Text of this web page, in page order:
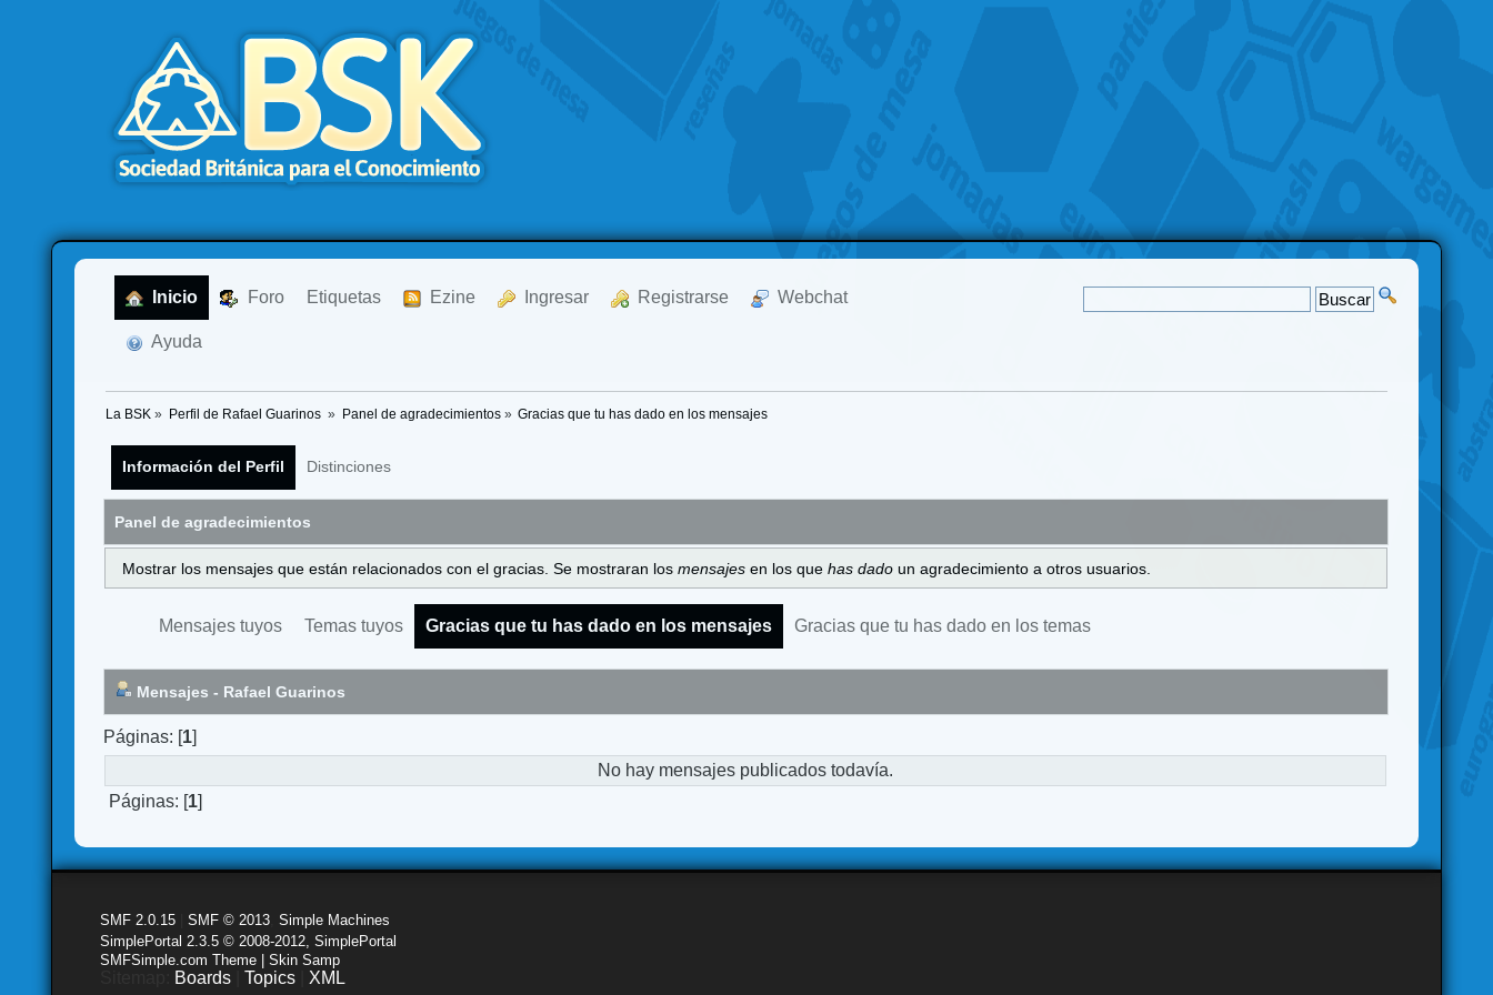
Inicio Foro Etiquetas Ezine Ingresar Registrarse Webchat
Ayuda
La BSK » Perfil de Rafael Guarinos » Panel de agradecimientos» Gracias que tu has dado en los mensajes
Información del Perfil Distinciones
Panel de agradecimientos
Mostrar los mensajes que están relacionados con el gracias. Se mostraran los mensajes en los que has dado un agradecimiento a otros usuarios.
Mensajes tuyos Temas tuyos Gracias que tu has dado en los mensajes Gracias que tu has dado en los temas
Mensajes - Rafael Guarinos
Páginas: [1]
No hay mensajes publicados todavía.
Páginas: [1]
SMF 2.0.15 |SMF © 2013 ,Simple Machines
SimplePortal 2.3.5 © 2008-2012, SimplePortal
SMFSimple.com Theme | Skin Samp
Boards |Topics XML